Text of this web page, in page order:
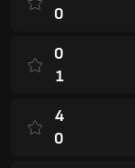
0
0
1
4
0